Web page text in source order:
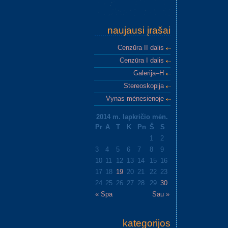
naujausi įrašai
Cenzūra II dalis
Cenzūra I dalis
Galerija–H
Stereoskopija
Vynas mėnesienoje
2014 m. lapkričio mėn.
Pr A K Pn Š S
« Spa Sau »
1
2
3
4 5 6 7 8
9
10 11 12 13 14 15
16
17 18 19 20 21 22
23
24 25 26 27 28 29 30
kategorijos